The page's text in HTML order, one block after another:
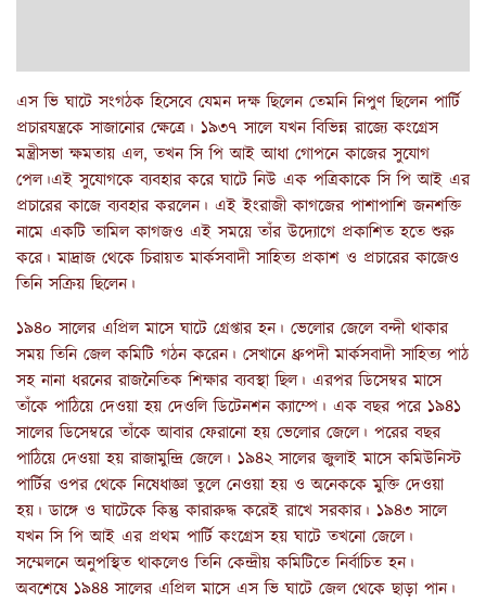
এস ভি ঘাটে সংগঠক হিসেবে যেমন দক্ষ ছিলেন তেমনি নিপুণ ছিলেন পার্টি
প্রচারযন্ত্রকে সাজানোর ক্ষেত্রে। ১৯৩৭ সালে যখন বিভিন্ন রাজ্যে কংগ্রেস
মন্ত্রীসভা ক্ষমতায় এল, তখন সি পি আই আধা গোপনে কাজের সুযোগ
পেল।এই সুযোগকে ব্যবহার করে ঘাটে নিউ এক পত্রিকাকে সি পি আই এর
প্রচারের কাজে ব্যবহার করলেন। এই ইংরাজী কাগজের পাশাপাশি জনশক্তি
নামে একটি তামিল কাগজও এই সময়ে তাঁর উদ্যোগে প্রকাশিত হতে শুরু
করে। মাদ্রাজ থেকে চিরায়ত মার্কসবাদী সাহিত্য প্রকাশ ও প্রচারের কাজেও
তিনি সক্রিয় ছিলেন।
১৯৪০ সালের এপ্রিল মাসে ঘাটে গ্রেপ্তার হন। ভেলোর জেলে বন্দী থাকার
সময় তিনি জেল কমিটি গঠন করেন। সেখানে ধ্রুপদী মার্কসবাদী সাহিত্য পাঠ
সহ নানা ধরনের রাজনৈতিক শিক্ষার ব্যবস্থা ছিল। এরপর ডিসেম্বর মাসে
তাঁকে পাঠিয়ে দেওয়া হয় দেওলি ডিটেনশন ক্যাম্পে। এক বছর পরে ১৯৪১
সালের ডিসেম্বরে তাঁকে আবার ফেরানো হয় ভেলোর জেলে। পরের বছর
পাঠিয়ে দেওয়া হয় রাজামুন্দ্রি জেলে। ১৯৪২ সালের জুলাই মাসে কমিউনিস্ট
পার্টির ওপর থেকে নিষেধাজ্ঞা তুলে নেওয়া হয় ও অনেককে মুক্তি দেওয়া
হয়। ডাঙ্গে ও ঘাটেকে কিন্তু কারারুদ্ধ করেই রাখে সরকার। ১৯৪৩ সালে
যখন সি পি আই এর প্রথম পার্টি কংগ্রেস হয় ঘাটে তখনো জেলে।
সম্মেলনে অনুপস্থিত থাকলেও তিনি কেন্দ্রীয় কমিটিতে নির্বাচিত হন।
অবশেষে ১৯৪৪ সালের এপ্রিল মাসে এস ভি ঘাটে জেল থেকে ছাড়া পান।